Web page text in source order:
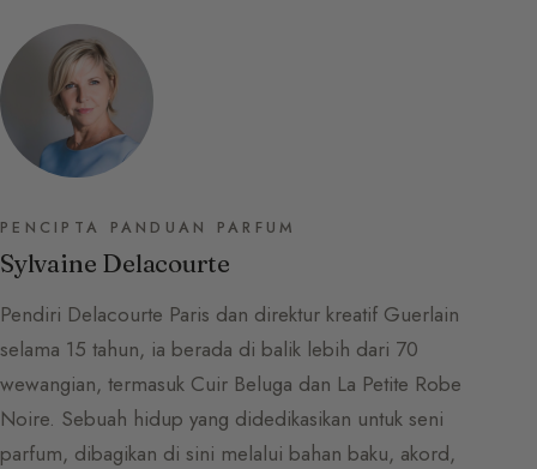
PENCIPTA PANDUAN PARFUM
Sylvaine Delacourte
Pendiri Delacourte Paris dan direktur kreatif Guerlain
selama 15 tahun, ia berada di balik lebih dari 70
wewangian, termasuk Cuir Beluga dan La Petite Robe
Noire. Sebuah hidup yang didedikasikan untuk seni
parfum, dibagikan di sini melalui bahan baku, akord,